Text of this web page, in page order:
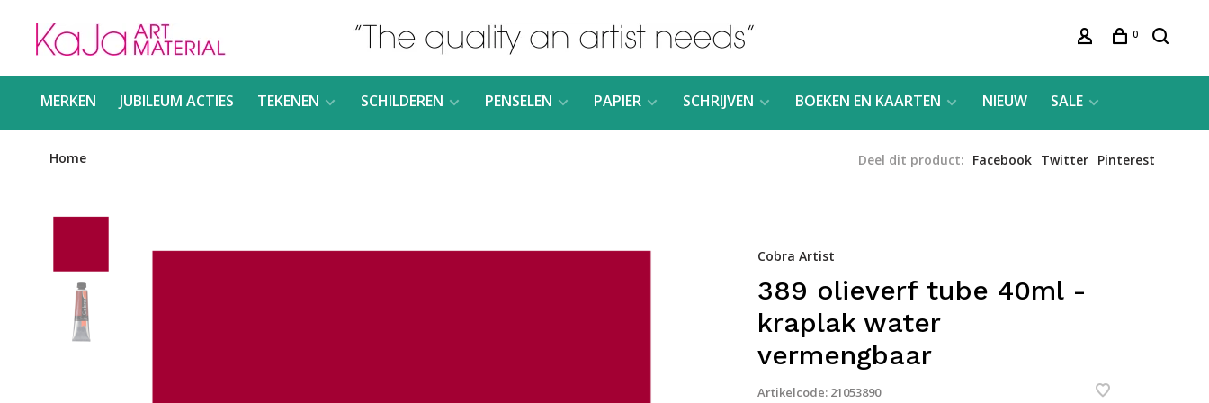
0
MERKEN JUBILEUM ACTIES TEKENEN SCHILDEREN PENSELEN PAPIER SCHRIJVEN BOEKEN EN KAARTEN NIEUW SALE
Home Deel dit product: Facebook Twitter Pinterest
Cobra Artist
389 olieverf tube 40ml -
kraplak water
vermengbaar
Artikelcode: 21053890